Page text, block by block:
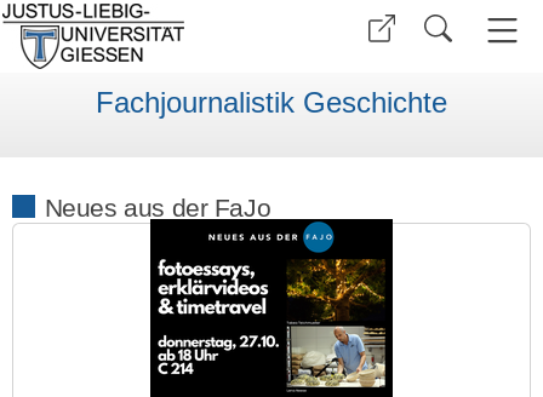
Fachjournalistik Geschichte
Neues aus der FaJo